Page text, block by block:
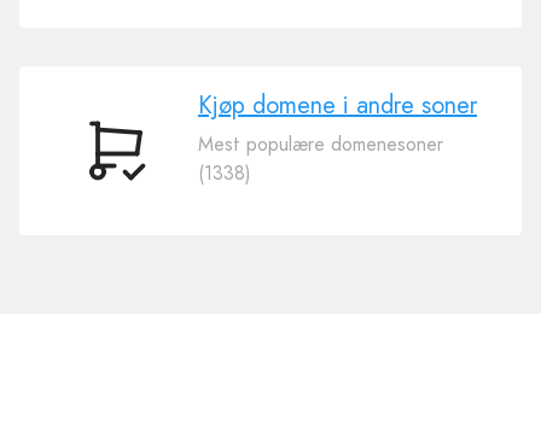
Kjøp
Kjøp domene i andre soner
Mest populære domenesoner
(1338)